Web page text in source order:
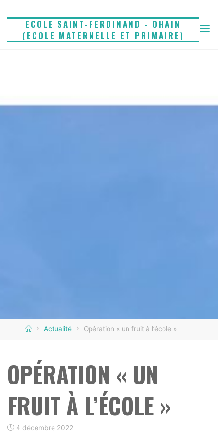
content
ECOLE SAINT-FERDINAND - OHAIN
(ECOLE MATERNELLE ET PRIMAIRE)
HomeActualité Opération « un fruit à l’école »
OPÉRATION « UN
FRUIT À L’ÉCOLE »
4 décembre 2022